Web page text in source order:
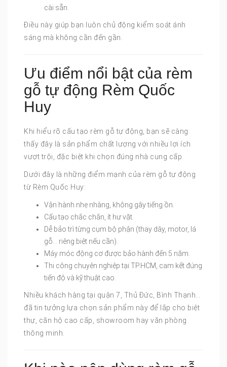
cài sẵn.
Điều này giúp bạn luôn chủ động kiểm soát ánh
sáng mà không cần đến gần.
Ưu điểm nổi bật của rèm
gỗ tự động Rèm Quốc
Huy
Khi hiểu rõ cấu tạo rèm gỗ tự động, bạn sẽ càng
thấy đây là sản phẩm chất lượng với nhiều lợi ích
vượt trội, đặc biệt khi chọn đúng nhà cung cấp.
Dưới đây là những điểm mạnh của rèm gỗ tự động
từ Rèm Quốc Huy:
Vận hành nhẹ nhàng, không gây tiếng ồn.
Cấu tạo chắc chắn, ít hư vặt.
Dễ bảo trì từng cụm bộ phận (thay dây, motor, lá
gỗ… riêng biệt nếu cần).
Máy móc động cơ được bảo hành đến 5 năm.
Thi công chuyên nghiệp tại TP.HCM, cam kết đúng
tiến độ và kỹ thuật cao.
Nhiều khách hàng tại quận 7, Thủ Đức, Bình Thạnh…
đã tin tưởng lựa chọn sản phẩm này để lắp cho biệt
thự, căn hộ cao cấp, showroom hay văn phòng
thông minh.